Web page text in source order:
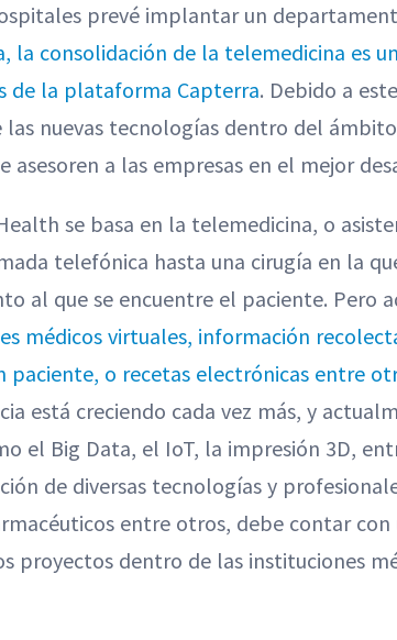
prevé implantar un
la consolidación de la telemedicina es
de la plataforma Capterra. Debido a
nuevas tecnologías dentro del
asesoren a las empresas en el mejor
se basa en la telemedicina, o
telefónica hasta una cirugía en la
al que se encuentre el paciente. Pero
médicos virtuales, información
paciente, o recetas electrónicas entre
está creciendo cada vez más, y
el Big Data, el IoT, la impresión 3D,
de diversas tecnologías y
entre otros, debe contar
proyectos dentro de las instituciones